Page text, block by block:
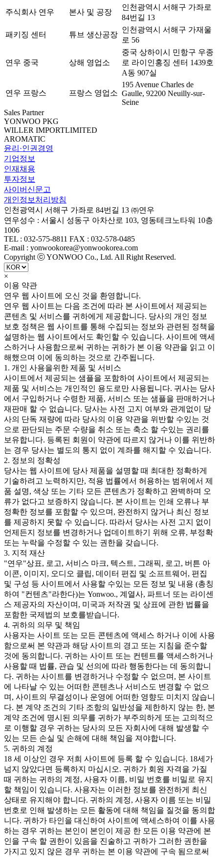
주식회사 연우 본사 및 공장
인천광역시 서해구 가좌로
84번길 13
패키징 센터 튜브 생산공장
인천광역시 서해구 가재울
로 56
연우 중국 상해 영업소
중국 상하이시 민항구 우종
로 라이인홍징 센터 1439호
A동 907실
연우 프랑스 프랑스 영업소
195 Avenue Charles de
Gaulle, 92200 Neuilly-sur-
Seine
Sales Partner
YONWOO PKG
WILLER IMPORTLIMITED
AROMATIC
윤리·인권경영
기업정보
인재채용
투자정보
사이버신문고
개인정보처리방침
인천광역시 서해구 가좌로 84번길 13 ㈜연우
연우성수 : 서울시 성동구 아차산로 103, 영동테크노타워 10층
1006
TEL : 032-575-8811 FAX : 032-578-0485
E-mail : yonwookorea@yonwookorea.com
Copyright ⓒ YONWOO Co., Ltd. All Right Reserved.
×
이용 약관
연우 웹 사이트에 오신 것을 환영합니다.
연우 웹 사이트는 다음 조건에 따라 본 사이트에서 제공되는
콘텐츠 및 서비스를 귀하에게 제공합니다. 당사의 개인 정보
보호 정책은 웹 사이트를 통해 수집되는 정보와 관련된 정책을
설명하는 웹 사이트에서도 확인할 수 있습니다. 사이트에 액세
스하거나 사용함으로써 귀하는 귀하가 본 이용 약관을 읽고 이
해했으며 이에 동의하는 것으로 간주됩니다.
1. 개인 사용을위한 제품 및 서비스
사이트에서 제공되는 샘플을 포함하여 사이트에서 제공되는
제품 및 서비스는 개인적인 용도로만 사용됩니다. 귀사는 당사
에서 구입하거나 수령한 제품, 서비스 또는 샘플을 판매하거나
재판매 할 수 없습니다. 당사는 사전 고지 여부와 관계없이 당
사의 단독 재량에 따라 당사의 이용 약관을 위반할 수있는 것
으로 판단되는 주문 수량을 취소 또는 축소 할 수있는 권리를
보유합니다. 등록된 회원이 약관에 따르지 않거나 이를 위반하
는 경우 당사는 별도의 통지 없이 계좌를 해지할 수 있습니다.
2. 정보의 정확성
당사는 웹 사이트에 당사 제품을 설명할 때 최대한 정확하게
기술하려고 노력하지만, 적용 법률에서 허용하는 범위에서 제
품 설명, 색상 또는 기타 모든 콘텐츠가 정확하고 완벽하며 오
류가 없다고 보증하지 않습니다. 본 사이트는 인쇄 오류나 부
정확한 정보를 포함할 수 있으며, 완전하지 않거나 최신 정보
를 제공하지 못할 수 있습니다. 따라서 당사는 사전 고지 없이
언제든지 정보를 변경하거나 업데이트하기 위해 오류, 부정확
또는 누락을 수정할 수 있는 권한을 갖습니다.
3. 지적 재산
"연우"상표, 로고, 서비스 마크, 텍스트, 그래픽, 로고, 버튼 아
이콘, 이미지, 오디오 클립, 데이터 편집 및 소프트웨어, 편집
및 구성 등 사이트에서 사용할 수있는 모든 정보 및 내용 (총칭
하여 "컨텐츠"라한다)는 Yonwoo., 계열사, 파트너 또는 라이센
스 제공자의 자산이며, 미국과 저작권 및 상표에 관한 법률을
포함한 국제법의 보호를받습니다.
4. 귀하의 의무 및 책임
사용자는 사이트 또는 모든 콘텐츠에 액세스 하거나 이에 사용
함으로써 본 약관과 해당 사이트의 경고 또는 지침을 준수할
것에 동의합니다. 귀하는 사이트 또는 컨텐트를 액세스하거나
사용할 때 법률, 관습 및 선의에 따라 행동한다는 데 동의합니
다. 귀하는 사이트를 변경하거나 수정할 수 없으며, 본 사이트
에 나타날 수 있는 어떠한 콘텐츠나 서비스도 변경할 수 없으
며, 사이트의 무결성이나 운영에 어떠한 영향도 미치지 않습니
다. 본 계약 조건의 기타 조항의 일반성을 제한하지 않는 한, 본
계약 조건에 명시된 의무를 귀하가 부주의하게 또는 고의적으
로 이행할 경우 귀하는 당사의 모든 자회사에 대해 발생할 수
있는 모든 손실 및 손해에 대해 책임을 져야합니다.
5. 귀하의 계정
18 세 이상인 경우 저희 사이트에 등록 할 수 있습니다. 18세가
넘지 않았다면 등록하지 마십시오. 귀하가 회원 자격을 가질
때 귀하는 귀하의 계정, 사용자 이름, 비밀 번호를 비밀로 유지
할 책임이 있습니다. 사용자는 이러한 정보를 완전하게 최신
상태로 유지해야 합니다. 귀하의 계정, 사용자 이름 또는 비밀
번호로 인해 발생하는 모든 활동에 대해 책임을 질것을 동의합
니다. 귀하가 타인을 대신하여 사이트에 액세스하여 이를 사용
하는 경우 귀하는 본인이 본인이 제공 한 모든 이용 약관에 본
인을 구속 할 권한이 있음을 진술하고 귀하가 그러한 권한을
가지고 있지 않은 경우 귀하는 본 이용 약관에 구속 됨으로써